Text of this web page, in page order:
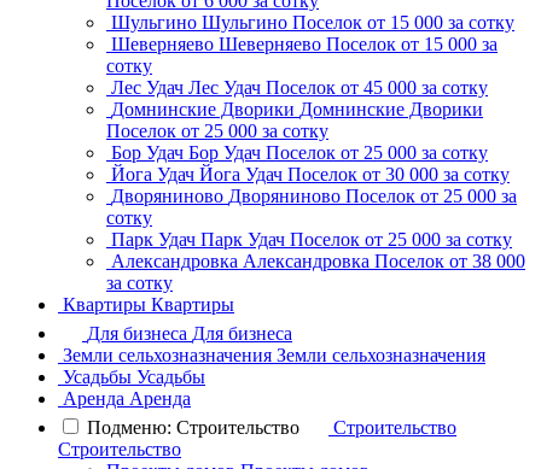
Шульгино Шульгино Поселок от 15 000 за сотку
Шеверняево Шеверняево Поселок от 15 000 за
сотку
Лес Удач Лес Удач Поселок от 45 000 за сотку
Домнинские Дворики Домнинские Дворики
Поселок от 25 000 за сотку
Бор Удач Бор Удач Поселок от 25 000 за сотку
Йога Удач Йога Удач Поселок от 30 000 за сотку
Дворяниново Дворяниново Поселок от 25 000 за
сотку
Парк Удач Парк Удач Поселок от 25 000 за сотку
Александровка Александровка Поселок от 38 000
за сотку
Квартиры Квартиры
Для бизнеса Для бизнеса
Земли сельхозназначения Земли сельхозназначения
Усадьбы Усадьбы
Аренда Аренда
Подменю: Строительство
Строительство
Строительство